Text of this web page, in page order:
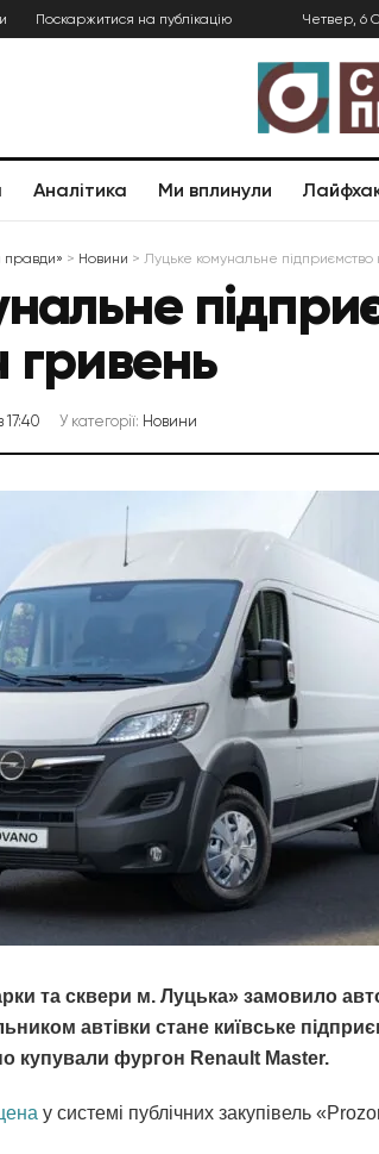
Поскаржитися на публікацію Четвер, 6
Аналітика Ми вплинули
правди» > Новини > Луцьке комунальне
гривень
17:40 У категорії: Новини
та сквери м. Луцька» замовило
автівки стане київське
купували фургон Renault Master.
у системі публічних закупівель